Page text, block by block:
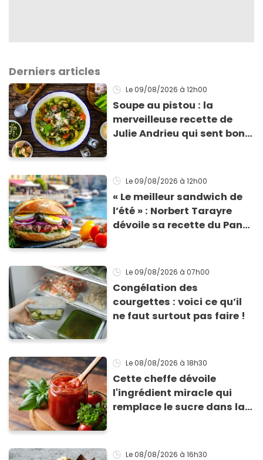
Derniers articles
Le 09/08/2026 à 12h00
Soupe au pistou : la
merveilleuse recette de
Julie Andrieu qui sent bon
Le 09/08/2026 à 12h00
« Le meilleur sandwich de
l’été » : Norbert Tarayre
dévoile sa recette du Pan
Le 09/08/2026 à 07h00
Congélation des
courgettes : voici ce qu’il
ne faut surtout pas faire !
Le 08/08/2026 à 18h30
Cette cheffe dévoile
l'ingrédient miracle qui
remplace le sucre dans la
Le 08/08/2026 à 16h30